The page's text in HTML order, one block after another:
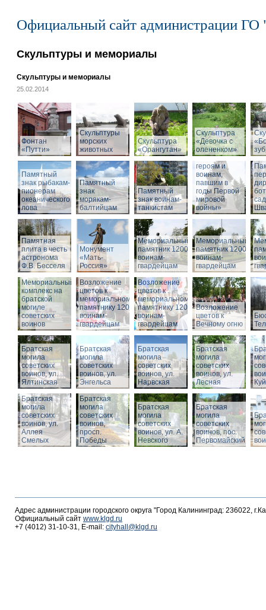
Официальный сайт администрации ГО
Скульптуры и мемориалы
Скульптуры и мемориалы
25.02.2014
Фонтан
«Путти»
Скульптуры
морских
животных
Скульптура
«Орангутан»
Скульптура
«Девочка с
олененком»
Памятный
знак рыбакам-
пионерам
океанического
лова
Памятный
знак
морякам-
балтийцам
Памятный
знак воинам-
танкистам
Памятник
«Российским
героям и
воинам,
павшим в
годы Первой
мировой
войны»
Памятная
плита в честь
астронома
Ф.В. Бесселя
Монумент
«Мать-
Россия»
Мемориальный
памятник 1200
воинам-
гвардейцам
Мемориальный
памятник 1200
воинам-
гвардейцам
Мемориальный
комплекс на
братской
могиле
советских
воинов
Возложение
цветов к
мемориальному
памятнику 1200
воинам-
гвардейцам
Возложение
цветов к
мемориальному
памятнику 1200
воинам-
гвардейцам
Возложение
цветов к
Вечному огню
Братская
могила
советских
воинов, ул.
Ялтинская
Братская
могила
советских
воинов, ул.
Энгельса
Братская
могила
советских
воинов, ул.
Нарвская
Братская
могила
советских
воинов, ул.
Лесная
Братская
могила
советских
воинов, ул.
Аллея
Смелых
Братская
могила
советских
воинов,
просп.
Победы
Братская
могила
советских
воинов, ул. А.
Невского
Братская
могила
советских
воинов, пос.
Первомайский
Адрес администрации городского округа "Город Калининград: 236022,
Официальный сайт www.klgd.ru
+7 (4012) 31-10-31, E-mail: cityhall@klgd.ru